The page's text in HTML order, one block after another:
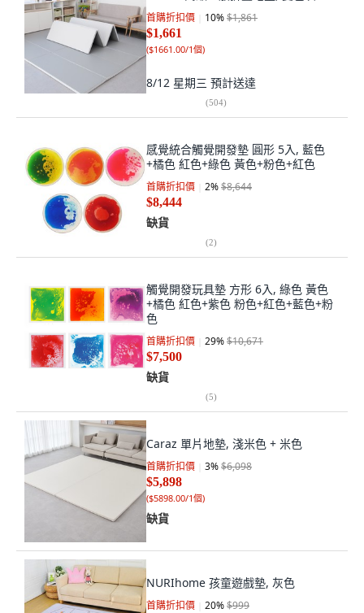
首購折扣價 10%$1,861
$1,661
($1661.00/1個)
8/12 星期三 預計送達
(504)
感覺統合觸覺開發墊 圓形 5入, 藍色
+橘色 紅色+綠色 黃色+粉色+紅色
首購折扣價 2%$8,644
$8,444
缺貨
(2)
觸覺開發玩具墊 方形 6入, 綠色 黃色
+橘色 紅色+紫色 粉色+紅色+藍色+粉
色
首購折扣價 29%$10,671
$7,500
缺貨
(5)
Caraz 單片地墊, 淺米色 + 米色
首購折扣價 3%$6,098
$5,898
($5898.00/1個)
缺貨
NURIhome 孩童遊戲墊, 灰色
首購折扣價 20%$999